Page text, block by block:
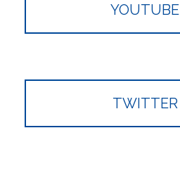
YOUTUBE
TWITTER